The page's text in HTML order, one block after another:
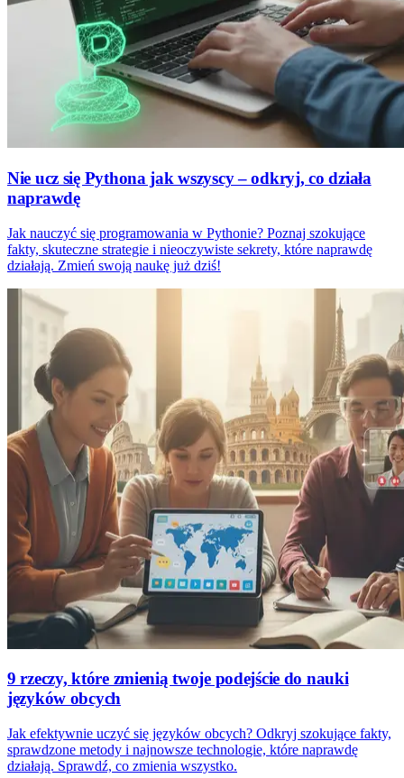
Nie ucz się Pythona jak wszyscy – odkryj, co działa
naprawdę
Jak nauczyć się programowania w Pythonie? Poznaj szokujące
fakty, skuteczne strategie i nieoczywiste sekrety, które naprawdę
działają. Zmień swoją naukę już dziś!
9 rzeczy, które zmienią twoje podejście do nauki
języków obcych
Jak efektywnie uczyć się języków obcych? Odkryj szokujące fakty,
sprawdzone metody i najnowsze technologie, które naprawdę
działają. Sprawdź, co zmienia wszystko.